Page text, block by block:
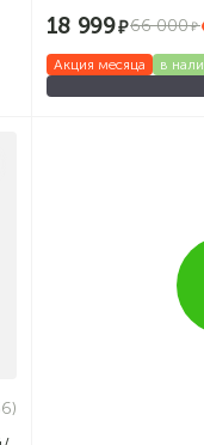
18 999 66 000
Акция месяца в